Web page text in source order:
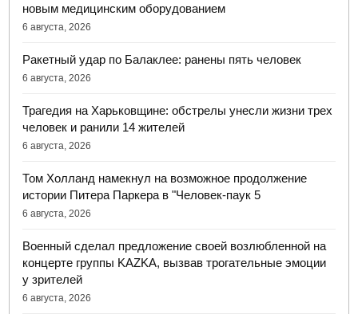
новым медицинским оборудованием
6 августа, 2026
Ракетный удар по Балаклее: ранены пять человек
6 августа, 2026
Трагедия на Харьковщине: обстрелы унесли жизни трех
человек и ранили 14 жителей
6 августа, 2026
Том Холланд намекнул на возможное продолжение
истории Питера Паркера в "Человек-паук 5
6 августа, 2026
Военный сделал предложение своей возлюбленной на
концерте группы KAZKA, вызвав трогательные эмоции
у зрителей
6 августа, 2026